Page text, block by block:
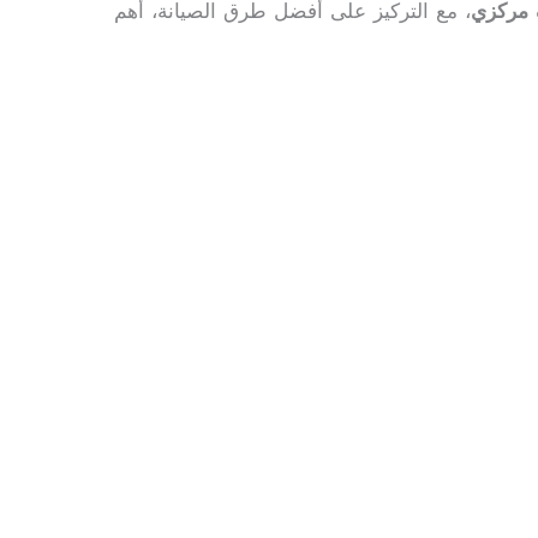
مركزي، مع التركيز على أفضل طرق الصيانة، أهم